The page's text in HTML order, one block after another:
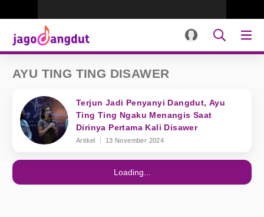
AYU TING TING DISAWER
Terjun Jadi Penyanyi Dangdut, Ayu
Ting Ting Ngaku Menangis Saat
Dirinya Pertama Kali Disawer
Artikel 13 November 2024
Loading...